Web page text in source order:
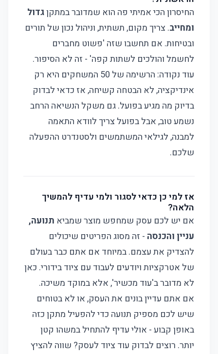
החיסרון הכי אמיתי פה הוא שמדובר במתקןגדול
ומחייב. צריך מקום, תשתית, וניהול נכון של תורים
ובטיחות. אם תחשבו שזה 'פשוט מחברים
לחשמל והולכים לשתות קפה' - זה לא הסיפור.
עוד נקודה: הרשימה של 50 המשחקים היא רק
אינדיקציה, לא הבטחה קשיחה, אז כדאי לבדוק
בדיוק מה מגיע בפועל. גם משקל הנשיאה הרחב
נשמע טוב, אבל בפועל צריך לוודא התאמה
למבנה, לגילאי המשתמשים ולסטנדרט ההפעלה
שלכם.
אז למי כן כדאי לסגור ולמי עדיף להמשיך
הלאה?
אם יש לכם עסק שמחפש מוצר שמביא תנועה,
עניין והכנסה - זה מסוג הפריטים שיכולים
להצדיק את עצמם. במיוחד אם אתם כבר בעולם
של אטרקציות ויודעים לעבוד עם ציוד בידורי. כאן
לא מדובר ב'עוד מכשיר', אלא במוקד משיכה.
אם אתם עדיין בונים את העסק, או לא בטוחים
שיש לכם מספיק תנועה כדי להפעיל מתקן כזה
באופן קבוע - אולי עדיף להתחיל במשהו קטן
יותר. רוצים לבדוק עוד ציוד לעסק? שווה להציץ